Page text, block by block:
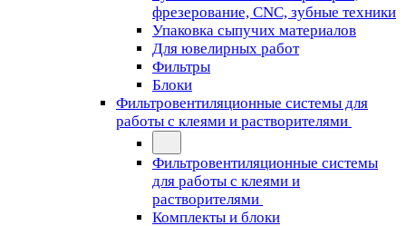
фрезерование, CNC, зубные техники
Упаковка сыпучих материалов
Для ювелирных работ
Фильтры
Блоки
Фильтровентиляционные системы для
работы с клеями и растворителями
Фильтровентиляционные системы
для работы с клеями и
растворителями
Комплекты и блоки